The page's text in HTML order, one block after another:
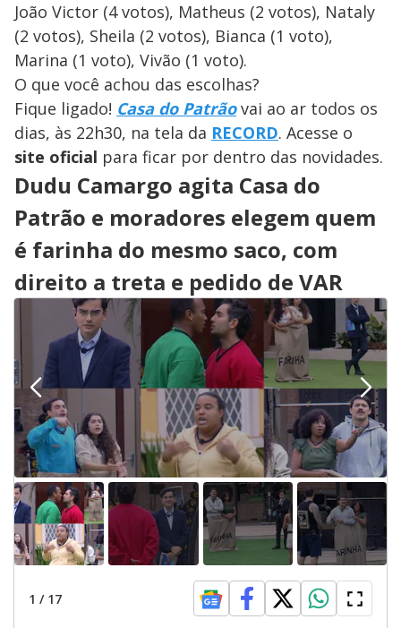
João Victor (4 votos), Matheus (2 votos), Nataly
(2 votos), Sheila (2 votos), Bianca (1 voto),
Marina (1 voto), Vivão (1 voto).
O que você achou das escolhas?
Fique ligado! Casa do Patrãovai ao ar todos os
dias, às 22h30, na tela da RECORD. Acesse o
site oficial para ficar por dentro das novidades.
Dudu Camargo agita Casa do
Patrão e moradores elegem quem
é farinha do mesmo saco, com
direito a treta e pedido de VAR
1 / 17